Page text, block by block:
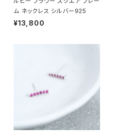
ム ネックレス シルバー925
¥13,800